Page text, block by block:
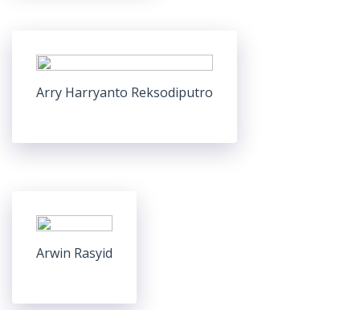
Arry Harryanto Reksodiputro
Arwin Rasyid